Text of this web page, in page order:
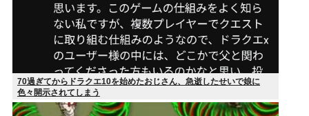
70過ぎてからドラクエ10を始めたおじさん、急逝したせいで娘に
色々開示されてしまう